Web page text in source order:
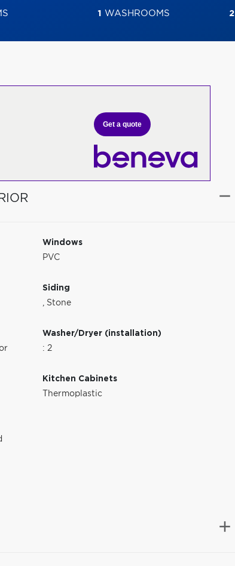
1 WASHROOMS 2
Get a quote
Windows
PVC
Siding
, Stone
Washer/Dryer (installation)
: 2
Kitchen Cabinets
Thermoplastic